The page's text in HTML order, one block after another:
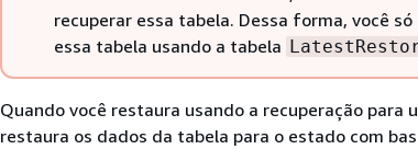
recuperar essa tabela. Dessa forma, você
essa tabela usando a tabela
Quando você restaura usando a recuperação para
restaura os dados da tabela para o estado com